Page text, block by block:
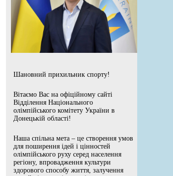
Шановний прихильник спорту!
Вітаємо Вас на офіційному сайті
Відділення Національного
олімпійського комітету України в
Донецькій області!
Наша спільна мета – це створення умов
для поширення ідей і цінностей
олімпійського руху серед населення
регіону, впровадження культури
здорового способу життя, залучення